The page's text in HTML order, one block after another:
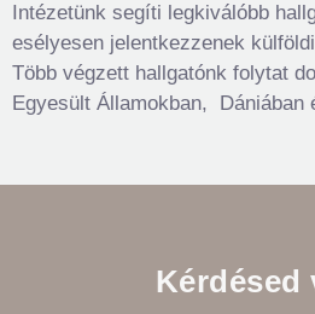
Intézetünk segíti legkiválóbb
esélyesen jelentkezzenek
Több végzett hallgatónk folytat
Egyesült Államokban, Dániában
Kérdésed